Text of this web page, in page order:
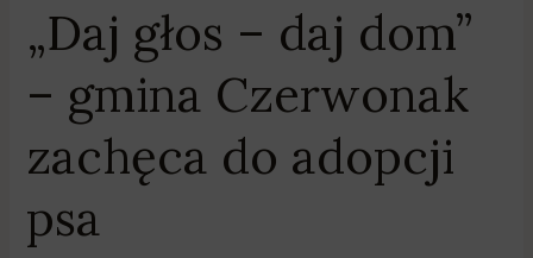
„Daj głos – daj dom”
– gmina Czerwonak
zachęca do adopcji
psa